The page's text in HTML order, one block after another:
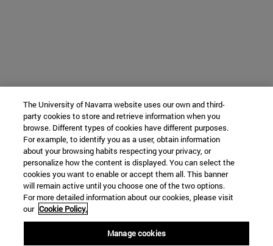
The University of Navarra website uses our own and third-
party cookies to store and retrieve information when you
browse. Different types of cookies have different purposes.
For example, to identify you as a user, obtain information
about your browsing habits respecting your privacy, or
personalize how the content is displayed. You can select the
cookies you want to enable or accept them all. This banner
will remain active until you choose one of the two options.
For more detailed information about our cookies, please visit
our Cookie Policy.
Manage cookies